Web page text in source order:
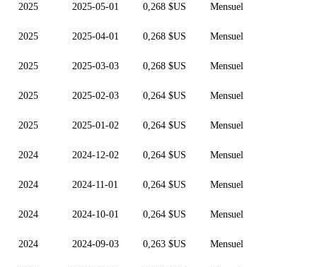
2025 2025-05-01 0,268 $US Mensuel
2025 2025-04-01 0,268 $US Mensuel
2025 2025-03-03 0,268 $US Mensuel
2025 2025-02-03 0,264 $US Mensuel
2025 2025-01-02 0,264 $US Mensuel
2024 2024-12-02 0,264 $US Mensuel
2024 2024-11-01 0,264 $US Mensuel
2024 2024-10-01 0,264 $US Mensuel
2024 2024-09-03 0,263 $US Mensuel